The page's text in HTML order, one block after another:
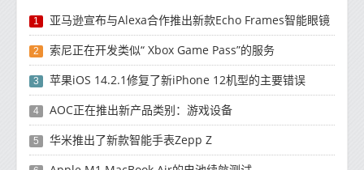
1 亚马逊宣布与Alexa合作推出新款Echo Frames智能眼镜
2 索尼正在开发类似“ Xbox Game Pass”的服务
3 苹果iOS 14.2.1修复了新iPhone 12机型的主要错误
4 AOC正在推出新产品类别：游戏设备
5 华米推出了新款智能手表Zepp Z